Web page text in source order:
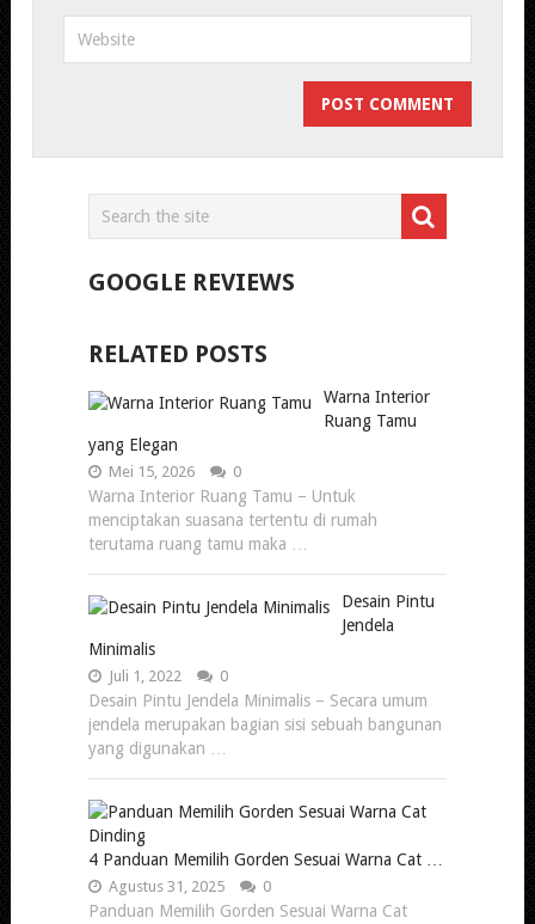
GOOGLE REVIEWS
RELATED POSTS
Warna Interior
Ruang Tamu
yang Elegan
Mei 15, 2026 0
Warna Interior Ruang Tamu – Untuk
menciptakan suasana tertentu di rumah
terutama ruang tamu maka …
Desain Pintu
Jendela
Minimalis
Juli 1, 2022 0
Desain Pintu Jendela Minimalis – Secara umum
jendela merupakan bagian sisi sebuah bangunan
yang digunakan …
4 Panduan Memilih Gorden Sesuai Warna Cat …
Agustus 31, 2025 0
Panduan Memilih Gorden Sesuai Warna Cat